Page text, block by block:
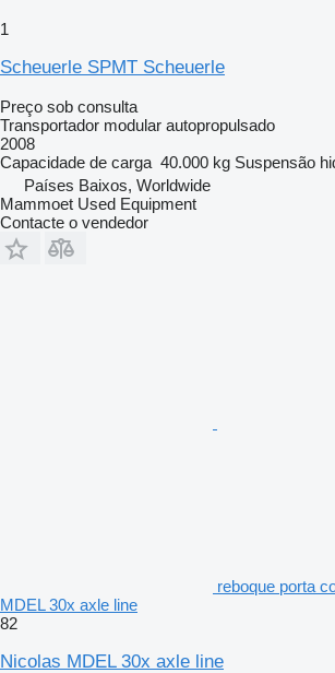
1
Scheuerle SPMT Scheuerle
Preço sob consulta
Transportador modular autopropulsado
2008
Capacidade de carga 40.000 kg Suspensão
Países Baixos, Worldwide
Mammoet Used Equipment
Contacte o vendedor
reboque porta
MDEL 30x axle line
82
Nicolas MDEL 30x axle line